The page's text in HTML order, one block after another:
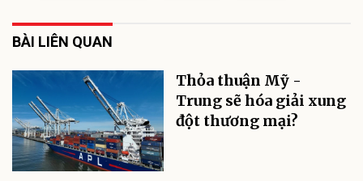
BÀI LIÊN QUAN
Thỏa thuận Mỹ -
Trung sẽ hóa giải xung
đột thương mại?